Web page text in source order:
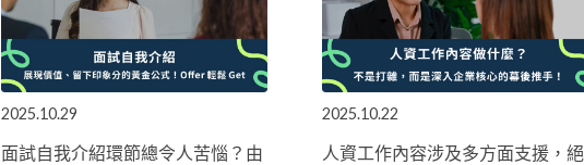
2025.10.29
面試自我介紹環節總令人苦惱？由
2025.10.22
人資工作內容涉及多方面支援，絕